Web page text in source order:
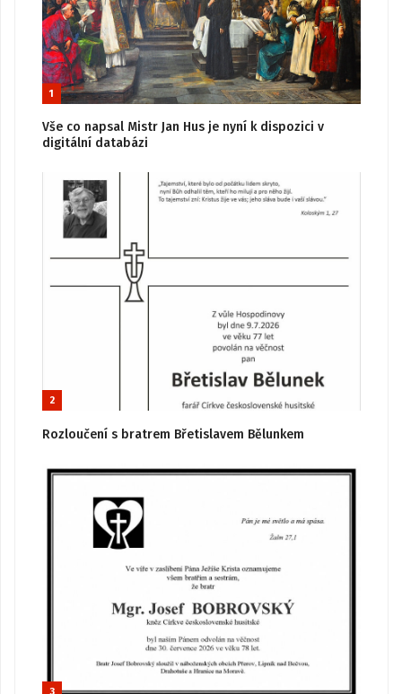
1
Vše co napsal Mistr Jan Hus je nyní k dispozici v
digitální databázi
2
Rozloučení s bratrem Břetislavem Bělunkem
3